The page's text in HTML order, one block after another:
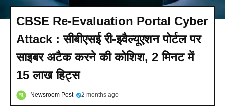
CBSE Re-Evaluation Portal Cyber
Attack : सीबीएसई री-इवैल्यूएशन पोर्टल पर
साइबर अटैक करने की कोशिश, 2 मिनट में
15 लाख हिट्स
Newsroom Post 2 months ago